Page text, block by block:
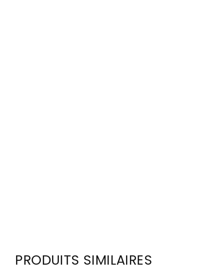
PRODUITS SIMILAIRES